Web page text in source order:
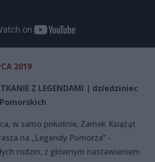
2019
Z LEGENDAMI | dziedziniec
w samo południe, Zamek Książąt
na „Legendy Pomorza” -
rodzin, z głównym nastawieniem